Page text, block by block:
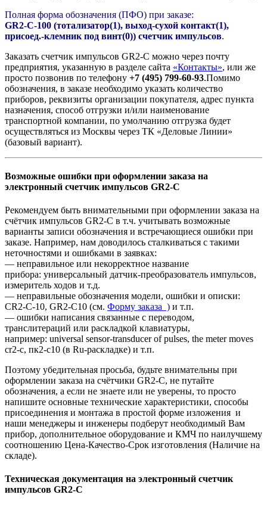
Полная форма обозначения (ПФО) при заказе:
GR2-C-100 (тотализатор(1), выход-сухой контакт(1),
присоед.-клемник под винт(0)) счетчик импульсов.
Заказать счетчик импульсов GR2-C можно через почту
предприятия, указанную в разделе сайта «Контакты», или же
просто позвонив по телефону +7 (495) 799-60-93.Помимо
обозначения, в заказе необходимо указать количество
приборов, реквизиты организации покупателя, адрес пункта
назначения, способ отгрузки и/или наименование
транспортной компании, по умолчанию отгрузка будет
осуществляться из Москвы через ТК «Деловые Линии»
(базовый вариант).
Возможные ошибки при оформлении заказа на
электронный счетчик импульсов GR2-C
Рекомендуем быть внимательными при оформлении заказа на
счётчик импульсов GR2-C в т.ч. учитывать возможные
варианты записи обозначения и встречающиеся ошибки при
заказе. Например, нам доводилось сталкиваться с такими
неточностями и ошибками в заявках:
— неправильное или некорректное название
прибора: универсальный датчик-преобразователь импульсов,
измеритель ходов и т.д.
— неправильные обозначения модели, ошибки и описки:
CR2-C-10, GR2-C10 (см. Форму заказа ) и т.п.
— ошибки написания связанные с переводом,
транслитераций или раскладкой клавиатуры,
например: universal sensor-transducer of pulses, the meter moves
cr2-c, пк2-с10 (в Ru-раскладке) и т.п.
Поэтому убедительная просьба, будьте внимательны при
оформлении заказа на счётчики GR2-C, не путайте
обозначения, а если не знаете или не уверены, то просто
напишите основные технические характеристики, способы
присоединения и монтажа в простой форме изложения и
наши менеджеры и инженеры подберут необходимый Вам
прибор, дополнительное оборудование и КМЧ по наилучшему
соотношению Цена-Качество-Срок изготовления (Наличие на
складе).
Техническая документация на электронный счетчик
импульсов GR2-C